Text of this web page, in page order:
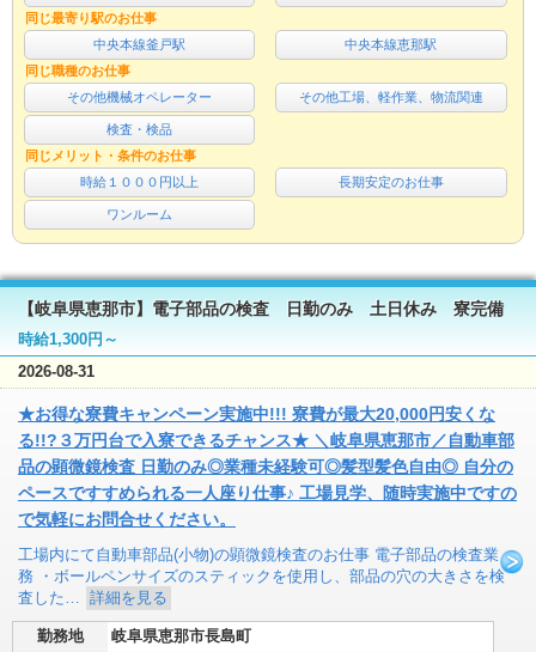
同じ最寄り駅のお仕事
中央本線釜戸駅
中央本線恵那駅
同じ職種のお仕事
その他機械オペレーター
その他工場、軽作業、物流関連
検査・検品
同じメリット・条件のお仕事
時給１０００円以上
長期安定のお仕事
ワンルーム
【岐阜県恵那市】電子部品の検査 日勤のみ 土日休み 寮完備
時給1,300円～
2026-08-31
★お得な寮費キャンペーン実施中!!! 寮費が最大20,000円安くな
る!!?３万円台で入寮できるチャンス★ ＼岐阜県恵那市／自動車部
品の顕微鏡検査 日勤のみ◎業種未経験可◎髪型髪色自由◎ 自分の
ペースですすめられる一人座り仕事♪ 工場見学、随時実施中ですの
で気軽にお問合せください。
工場内にて自動車部品(小物)の顕微鏡検査のお仕事 電子部品の検査業
務 ・ボールペンサイズのスティックを使用し、部品の穴の大きさを検
査した…
詳細を見る
勤務地
岐阜県恵那市長島町